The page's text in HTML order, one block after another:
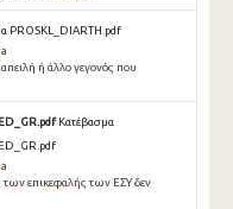
PROSKL_DIARTH.pdf
ή άλλο γεγονός που
Κατέβασμα
επικεφαλής των ΕΣΥ δεν